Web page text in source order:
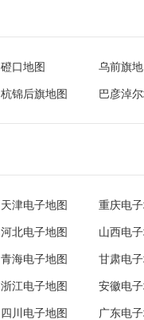
磴口地图 乌前旗
杭锦后旗地图 巴彦淖
天津电子地图 重庆电
河北电子地图 山西电
青海电子地图 甘肃电
浙江电子地图 安徽电
四川电子地图 广东电